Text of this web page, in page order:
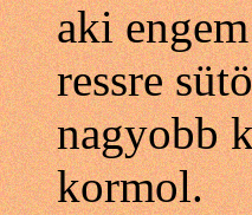
aki engem
ressre
nagyobb
kormol.